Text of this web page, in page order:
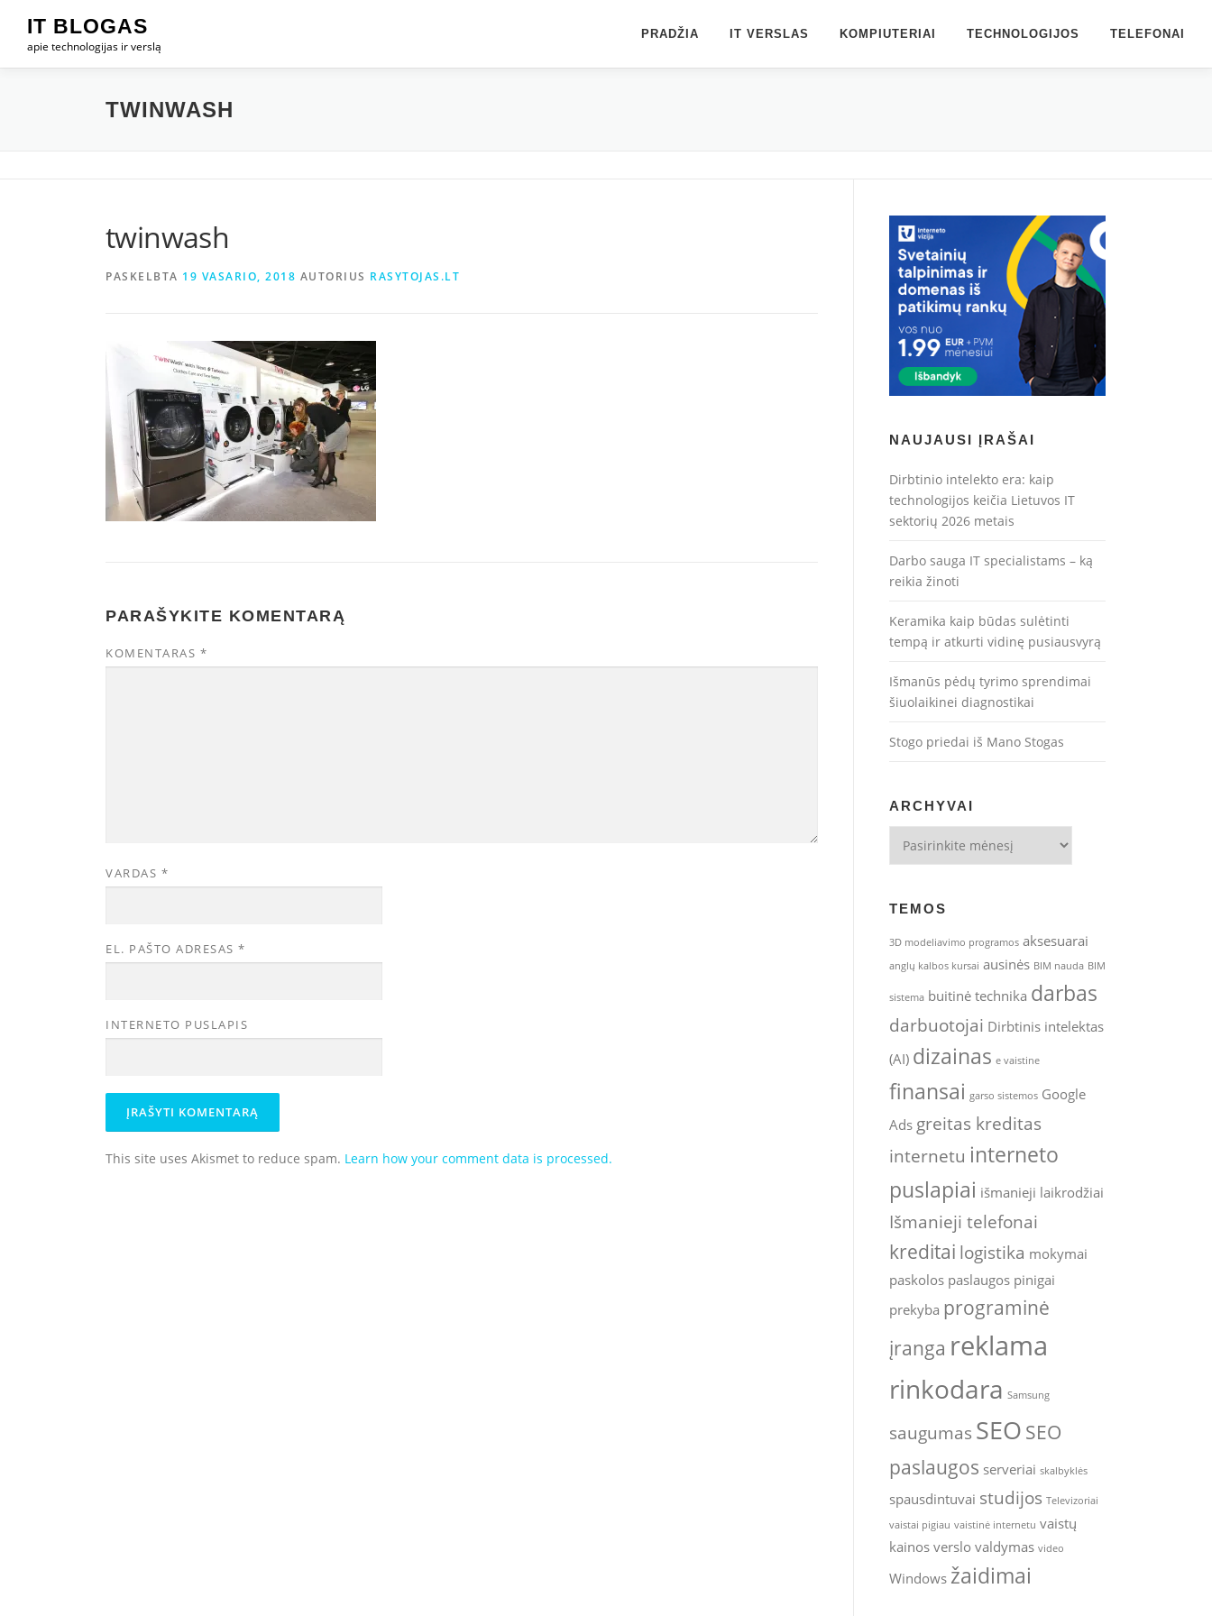
turinio
IT BLOGAS
apie technologijas ir verslą
PRADŽIA IT VERSLAS KOMPIUTERIAI TECHNOLOGIJOS TELEFONAI
TWINWASH
twinwash
PASKELBTA 19 VASARIO, 2018 AUTORIUS RASYTOJAS.LT
PARAŠYKITE KOMENTARĄ
KOMENTARAS *
VARDAS *
EL. PAŠTO ADRESAS *
INTERNETO PUSLAPIS
This site uses Akismet to reduce spam. Learn how your comment data is processed.
NAUJAUSI ĮRAŠAI
Dirbtinio intelekto era: kaip
technologijos keičia Lietuvos IT
sektorių 2026 metais
Darbo sauga IT specialistams – ką
reikia žinoti
Keramika kaip būdas sulėtinti
tempą ir atkurti vidinę pusiausvyrą
Išmanūs pėdų tyrimo sprendimai
šiuolaikinei diagnostikai
Stogo priedai iš Mano Stogas
ARCHYVAI
TEMOS
3D modeliavimo programos aksesuarai
anglų kalbos kursai ausinės BIM nauda BIM
sistema buitinė technika darbas
darbuotojai Dirbtinis intelektas
(AI) dizainas e vaistine
finansai garso sistemos Google
Ads greitas kreditas
internetu interneto
puslapiai išmanieji laikrodžiai
Išmanieji telefonai
kreditai logistika mokymai
paskolos paslaugos pinigai
prekyba programinė
įranga reklama
rinkodara Samsung
saugumas SEO SEO
paslaugos serveriai skalbyklės
spausdintuvai studijos Televizoriai
vaistai pigiau vaistinė internetu vaistų
kainosverslo valdymas video
Windows žaidimai